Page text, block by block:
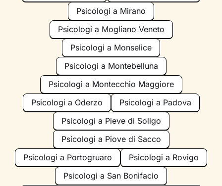
Psicologi a Mirano
Psicologi a Mogliano Veneto
Psicologi a Monselice
Psicologi a Montebelluna
Psicologi a Montecchio Maggiore
Psicologi a Oderzo
Psicologi a Padova
Psicologi a Pieve di Soligo
Psicologi a Piove di Sacco
Psicologi a Portogruaro
Psicologi a Rovigo
Psicologi a San Bonifacio